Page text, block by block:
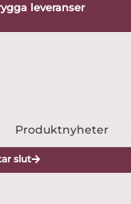
leveranser
Produktnyheter
slut